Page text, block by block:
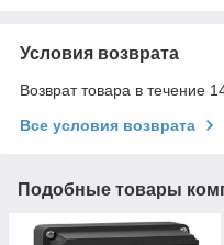
Условия возврата
Возврат товара в течение
Все условия возврата
Подобные товары